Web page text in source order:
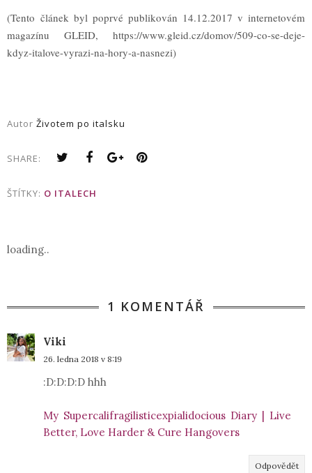
(Tento článek byl poprvé publikován 14.12.2017 v internetovém
magazínu GLEID, https://www.gleid.cz/domov/509-co-se-deje-
kdyz-italove-vyrazi-na-hory-a-nasnezi)
Autor Životem po italsku
SHARE:
ŠTÍTKY: O ITALECH
loading..
1 KOMENTÁŘ
Viki
26. ledna 2018 v 8:19
:D:D:D:D hhh
My Supercalifragilisticexpialidocious Diary | Live
Better, Love Harder & Cure Hangovers
Odpovědět